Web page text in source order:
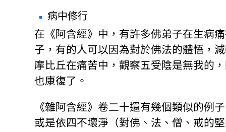
病中修行
在《阿含經》中，有許多佛弟子在生病
子，有的人可以因為對於佛法的體悟，
摩比丘在痛苦中，觀察五受陰是無我的
也康復了。
《雜阿含經》卷二十還有幾個類似的例
或是依四不壞淨（對佛、法、僧、戒的